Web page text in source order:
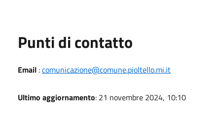
Punti di contatto
Email :comunicazione@comune.pioltello.mi.it
Ultimo aggiornamento: 21 novembre 2024, 10:10